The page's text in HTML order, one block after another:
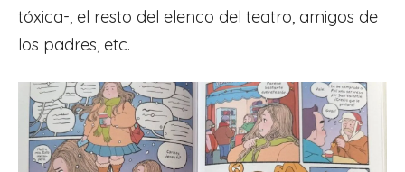
tóxica-, el resto del elenco del teatro, amigos de
los padres, etc.